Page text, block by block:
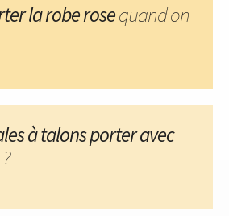
la robe rosequand on
à talons porter avec